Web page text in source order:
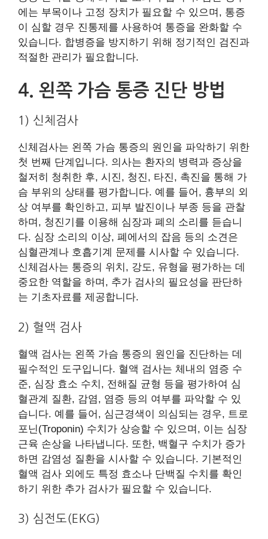
에는 부목이나 고정 장치가 필요할 수 있으며, 통증
이 심할 경우 진통제를 사용하여 통증을 완화할 수
있습니다. 합병증을 방지하기 위해 정기적인 검진과
적절한 관리가 필요합니다.
4. 왼쪽 가슴 통증 진단 방법
1) 신체검사
신체검사는 왼쪽 가슴 통증의 원인을 파악하기 위한
첫 번째 단계입니다. 의사는 환자의 병력과 증상을
철저히 청취한 후, 시진, 청진, 타진, 촉진을 통해 가
슴 부위의 상태를 평가합니다. 예를 들어, 흉부의 외
상 여부를 확인하고, 피부 발진이나 부종 등을 관찰
하며, 청진기를 이용해 심장과 폐의 소리를 듣습니
다. 심장 소리의 이상, 폐에서의 잡음 등의 소견은
심혈관계나 호흡기계 문제를 시사할 수 있습니다.
신체검사는 통증의 위치, 강도, 유형을 평가하는 데
중요한 역할을 하며, 추가 검사의 필요성을 판단하
는 기초자료를 제공합니다.
2) 혈액 검사
혈액 검사는 왼쪽 가슴 통증의 원인을 진단하는 데
필수적인 도구입니다. 혈액 검사는 체내의 염증 수
준, 심장 효소 수치, 전해질 균형 등을 평가하여 심
혈관계 질환, 감염, 염증 등의 여부를 파악할 수 있
습니다. 예를 들어, 심근경색이 의심되는 경우, 트로
포닌(Troponin) 수치가 상승할 수 있으며, 이는 심장
근육 손상을 나타냅니다. 또한, 백혈구 수치가 증가
하면 감염성 질환을 시사할 수 있습니다. 기본적인
혈액 검사 외에도 특정 효소나 단백질 수치를 확인
하기 위한 추가 검사가 필요할 수 있습니다.
3) 심전도(EKG)